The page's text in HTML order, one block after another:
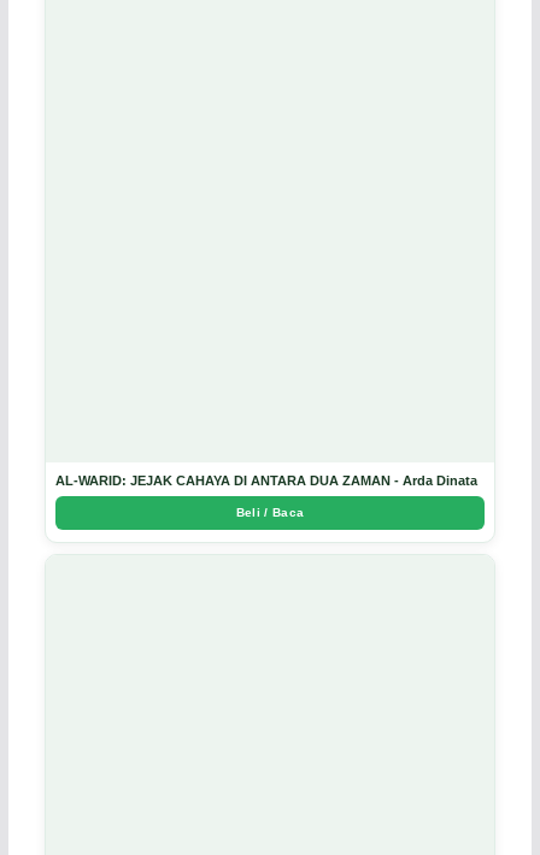
AL-WARID: JEJAK CAHAYA DI ANTARA DUA ZAMAN - Arda Dinata
Beli / Baca